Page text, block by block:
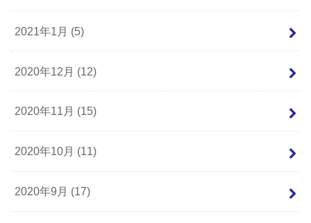
2021年1月 (5)
2020年12月 (12)
2020年11月 (15)
2020年10月 (11)
2020年9月 (17)